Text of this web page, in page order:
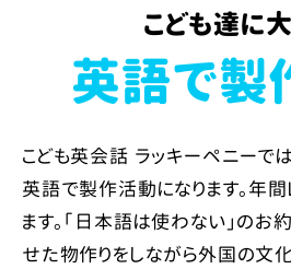
こども達に
英語で製
こども英会話 ラッキーペニーで
英語で製作活動になります。年
ます。「日本語は使わない」のお
せた物作りをしながら外国の文